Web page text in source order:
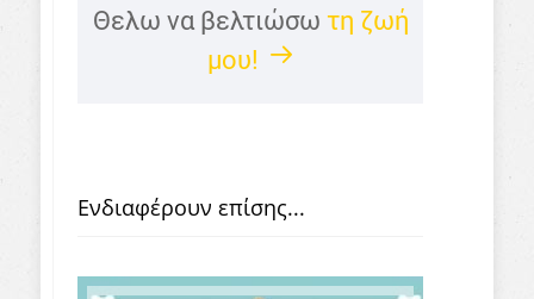
Θελω να βελτιώσω τη ζωή
μου!
Ενδιαφέρουν επίσης...